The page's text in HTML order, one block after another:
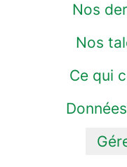
Nos
Nos
Ce qui